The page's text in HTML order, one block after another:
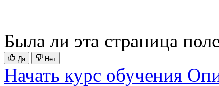
Была ли эта страница
Да Нет
Начать курс обучения